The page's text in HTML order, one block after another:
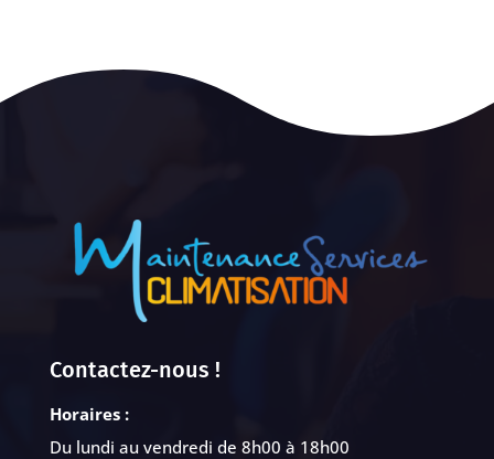
Contactez-nous !
Horaires :
Du lundi au vendredi de 8h00 à 18h00